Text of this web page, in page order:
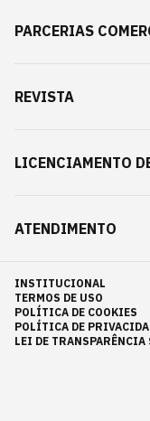
PARCERIAS
REVISTA
LICENCIAMENTO
ATENDIMENTO
INSTITUCIONAL
TERMOS DE USO
POLÍTICA DE COOKIES
POLÍTICA DE
LEI DE TRANSPARÊNCIA